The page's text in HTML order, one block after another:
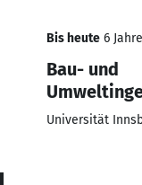
Bis heute 6
Bau- und
Universität